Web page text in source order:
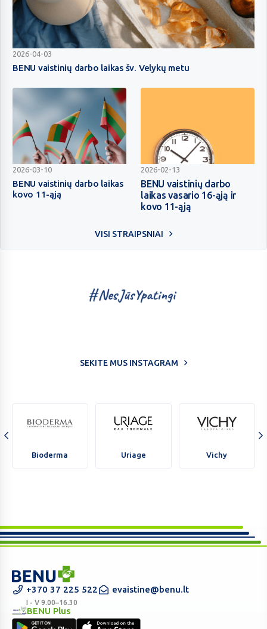
BENU
vaistinių
šv.
Velykų
metu
2026-04-03
BENU vaistinių darbo laikas šv. Velykų metu
BENU
vaistinių
darbo
ąją
2026-03-10
BENU vaistinių darbo laikas
kovo 11-ąją
BENU
vaistinių
darbo
laikas
16-
ąją
11-
ąją
2026-02-13
BENU vaistinių darbo
laikas vasario 16-ąją ir
kovo 11-ąją
VISI STRAIPSNIAI
SEKITE MUS INSTAGRAM
Bioderma Uriage Vichy
BENU
vaistinė
internete
+370 37 225 522
I - V 9.00–16.30
evaistine@benu.lt
BENU
BENU Plus